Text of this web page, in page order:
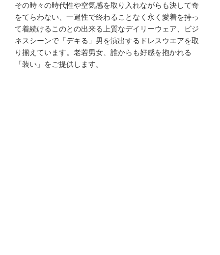
その時々の時代性や空気感を取り入れながらも決して奇
をてらわない、一過性で終わることなく永く愛着を持っ
て着続けるこのとの出来る上質なデイリーウェア、ビジ
ネスシーンで「デキる」男を演出するドレスウエアを取
り揃えています。老若男女、誰からも好感を抱かれる
「装い」をご提供します。